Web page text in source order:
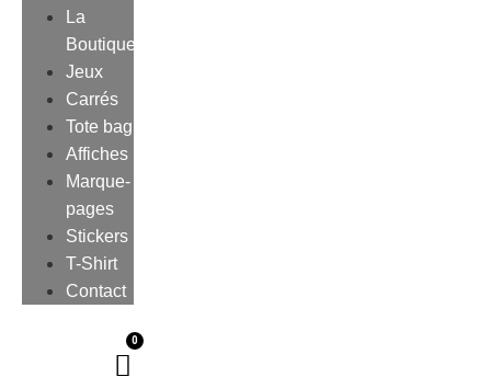
La
Boutique
Jeux
Carrés
Tote bag
Affiches
Marque-
pages
Stickers
T-Shirt
Contact
0